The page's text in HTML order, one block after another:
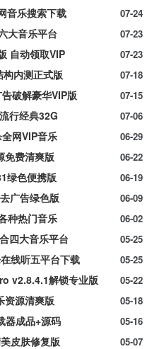
07-24
音乐搜索下载
07-23
大音乐平台
07-23
自动领取VIP
07-18
内测正式版
07-15
破解豪华VIP版
07-06
行经典32G
06-29
网VIP音乐
06-22
免费清爽版
06-19
绿色便携版
06-09
广告绿色版
06-02
种热门音乐
05-25
四大音乐平台
05-25
线听五平台下载
05-22
v2.8.4.1解锁专业版
05-18
资源清爽版
05-16
器成品+源码
05-07
皮肤修复版